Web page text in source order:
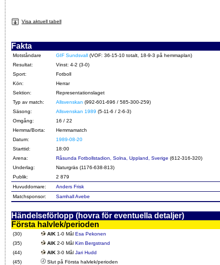
Visa aktuell tabell
Fakta
Motståndare GIF Sundsvall (VOF: 36-15-10 totalt, 18-9-3 på hemmaplan)
Resultat:
Vinst: 4-2 (3-0)
Sport:
Fotboll
Kön:
Herrar
Sektion:
Representationslaget
Typ av match:
Allsvenskan (992-601-696 / 585-300-259)
Säsong:
Allsvenskan 1989 (5-11-6 / 2-6-3)
Omgång:
16 / 22
Hemma/Borta:
Hemmamatch
Datum:
1989-08-20
Starttid:
18:00
Arena:
Råsunda Fotbollstadion, Solna, Uppland, Sverige (612-316-320)
Underlag:
Naturgräs (1176-638-813)
Publik:
2 879
Huvuddomare:
Anders Frisk
Matchsponsor:
Samhall Avebe
Händelseförlopp (hovra för eventuella detaljer)
Första halvlek/perioden
(30) AIK 1-0 Mål Esa Pekonen
(35)
AIK 2-0 Mål Kim Bergstrand
(44)
AIK 3-0 Mål Jari Hudd
(45)
Slut på Första halvlek/perioden